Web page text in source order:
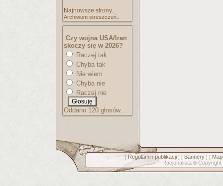
Najnowsze strony..
Archiwum streszczeń..
Czy wojna USA/Iran
skoczy się w 2026?
Raczej tak
Chyba tak
Nie wiem
Chyba nie
Raczej nie
Oddano 120 głosów.
[ Regulamin publikacji] [ Bannery] [
Racjonalista © Copyright